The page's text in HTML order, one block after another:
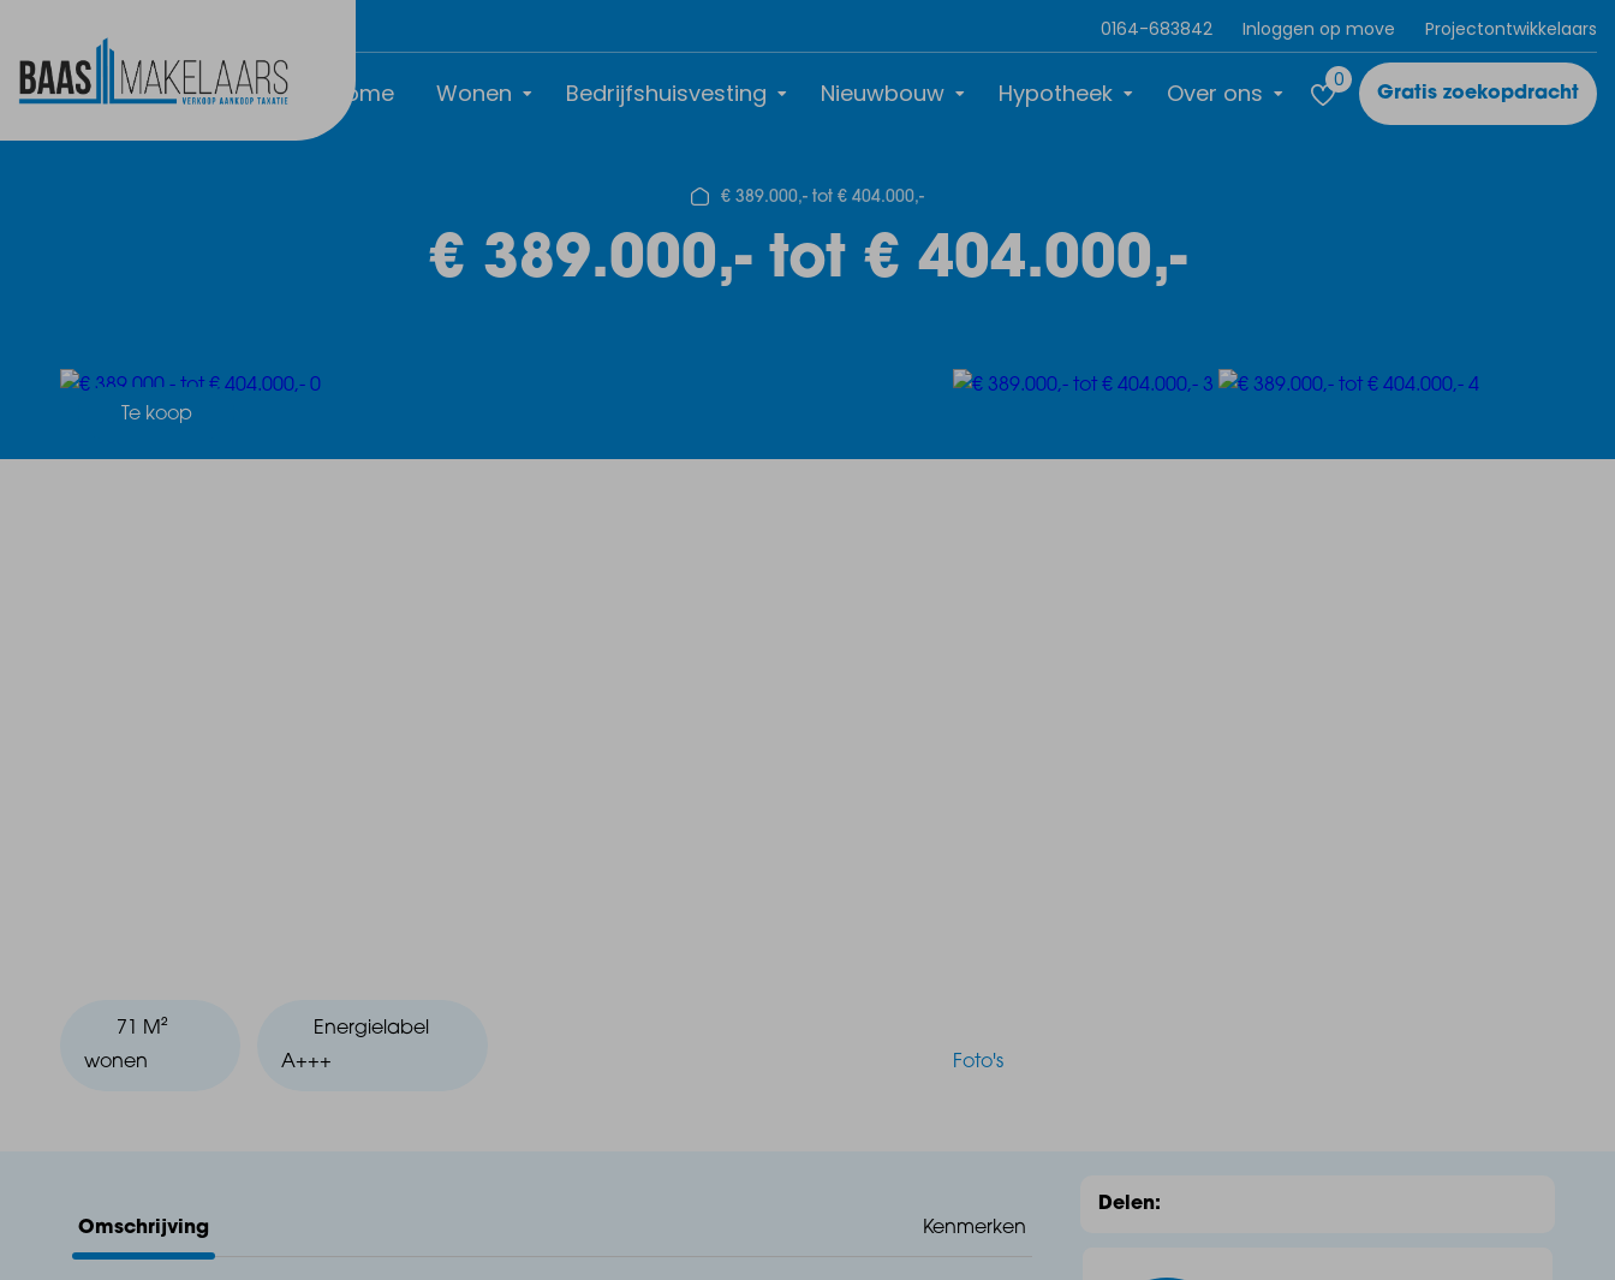
0164-683842 Inloggen op move Projectontwikkelaars
Home Wonen Bedrijfshuisvesting Nieuwbouw Hypotheek Over ons 0
Gratis zoekopdracht
€ 389.000,- tot € 404.000,-
€ 389.000,- tot € 404.000,-
Te koop
Foto's
71 M²
wonen
Energielabel
A+++
Omschrijving Kenmerken
Delen: